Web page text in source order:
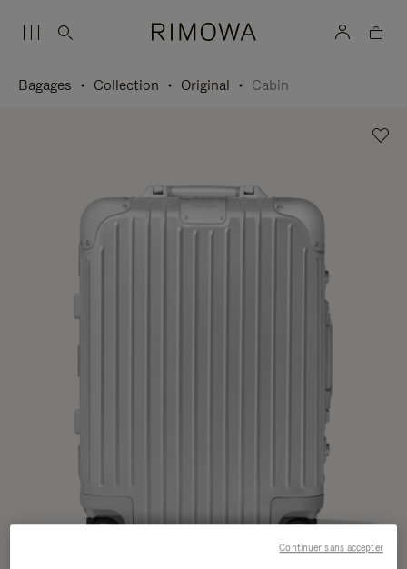
Bagages Collection Original Cabin
Continuer sans accepter